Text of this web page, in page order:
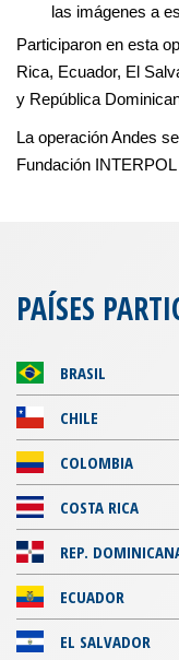
las imágenes a
Participaron en esta
Rica, Ecuador, El
y República
La operación Andes
Fundación
PAÍSES
BRASIL
CHILE
COLOMBIA
COSTA RICA
REP.
ECUADOR
EL SALVADOR